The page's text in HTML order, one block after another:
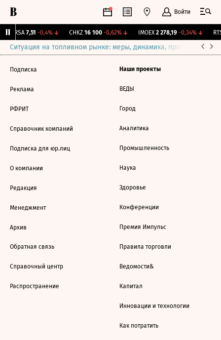
Войти
ARSA 7,51 -0,4%↓ CHKZ 16 100 -0,62%↓ IMOEX 2 278,19 -0,34%↓
Ситуация на топливном рынке: меры, динамика, прогнозы
Подписка
Реклама
РФРИТ
Справочник компаний
Подписка для юр.лиц
О компании
Редакция
Менеджмент
Архив
Обратная связь
Справочный центр
Распространение
Наши проекты
ВЕДЫ
Город
Аналитика
Промышленность
Наука
Здоровье
Конференции
Премия Импульс
Правила торговли
Ведомости&
Капитал
Инновации и технологии
Как потратить